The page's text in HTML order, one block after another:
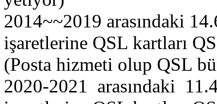
2014~~2019 arasındaki
işaretlerine QSL kartları
(Posta hizmeti olup QSL
2020-2021 arasındaki